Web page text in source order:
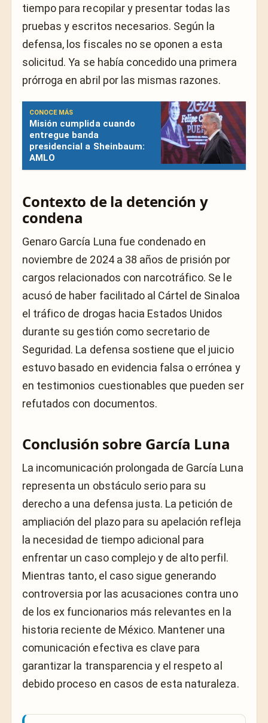
tiempo para recopilar y presentar todas las
pruebas y escritos necesarios. Según la
defensa, los fiscales no se oponen a esta
solicitud. Ya se había concedido una primera
prórroga en abril por las mismas razones.
CONOCE MÁS
Misión cumplida cuando
entregue banda
presidencial a Sheinbaum:
AMLO
Contexto de la detención y
condena
Genaro García Luna fue condenado en
noviembre de 2024 a 38 años de prisión por
cargos relacionados con narcotráfico. Se le
acusó de haber facilitado al Cártel de Sinaloa
el tráfico de drogas hacia Estados Unidos
durante su gestión como secretario de
Seguridad. La defensa sostiene que el juicio
estuvo basado en evidencia falsa o errónea y
en testimonios cuestionables que pueden ser
refutados con documentos.
Conclusión sobre García Luna
La incomunicación prolongada de García Luna
representa un obstáculo serio para su
derecho a una defensa justa. La petición de
ampliación del plazo para su apelación refleja
la necesidad de tiempo adicional para
enfrentar un caso complejo y de alto perfil.
Mientras tanto, el caso sigue generando
controversia por las acusaciones contra uno
de los ex funcionarios más relevantes en la
historia reciente de México. Mantener una
comunicación efectiva es clave para
garantizar la transparencia y el respeto al
debido proceso en casos de esta naturaleza.